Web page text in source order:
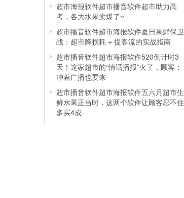
超市海报软件超市播音软件超市助力高
考，各大水果卖爆了~
超市播音软件超市海报软件夏日果鲜保卫
战：超市降损耗 + 提客流的实战指南
超市播音软件超市海报软件520倒计时3
天！这家超市的“情话播报”火了，顾客：
冲着广播也要来
超市播音软件超市海报软件五六月超市生
鲜水果正当时，这两个软件让顾客忍不住
多买4成